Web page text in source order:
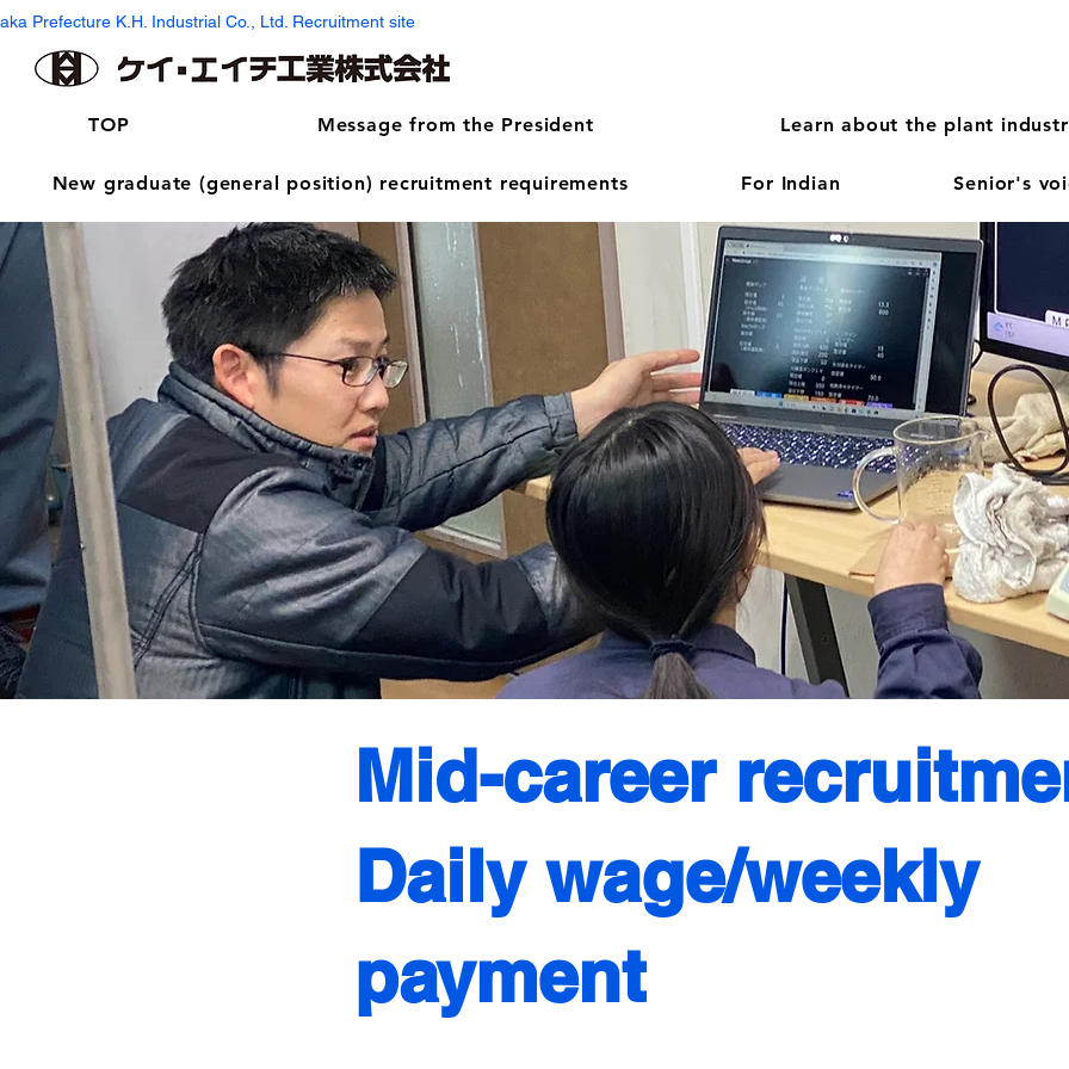
Prefecture K.H. Industrial Co., Ltd. Recruitment site
TOP Message from the President Learn about the plant
New graduate (general position) recruitment requirements For Indian Senior's
Mid-career
Daily wage/weekly
payment